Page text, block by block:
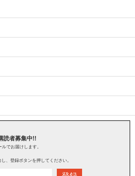
読者募集中!!
でお届けします。
、登録ボタンを押してください。